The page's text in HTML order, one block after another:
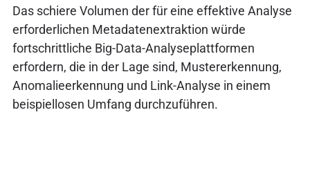
Das schiere Volumen der für eine effektive Analyse
erforderlichen Metadatenextraktion würde
fortschrittliche Big-Data-Analyseplattformen
erfordern, die in der Lage sind, Mustererkennung,
Anomalieerkennung und Link-Analyse in einem
beispiellosen Umfang durchzuführen.